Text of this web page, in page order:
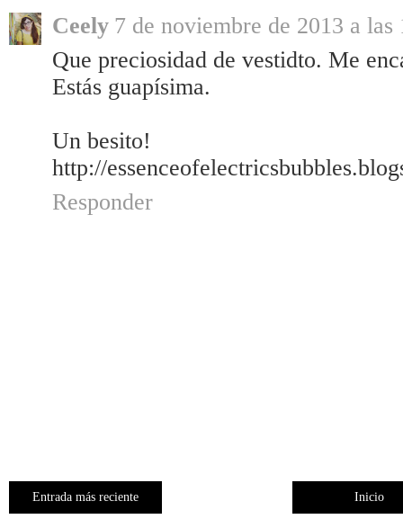
Ceely 7 de noviembre de 2013 a las
Que preciosidad de vestidto. Me
Estás guapísima.
Un besito!
http://
Responder
Entrada más reciente Inicio